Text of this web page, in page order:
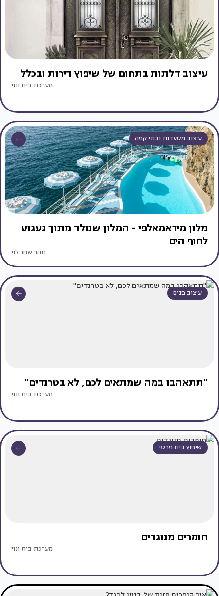
עיצוב דלתות בתחום של שיפוץ דירות ובכלל
מערכת בית ונוי
עיצוב מסעדות ובתי קפה
מלון מיראמאלפי - המלון שנולד מתוך געגוע
לחוף הים
זוהר שחר לוי
עיצוב פנים
"תתאהבו במה שמתאים לכם, לא בטרנדים"
מערכת בית ונוי
שיפוץ בית פרטי
חומרים מנוגדים
מערכת בית ונוי